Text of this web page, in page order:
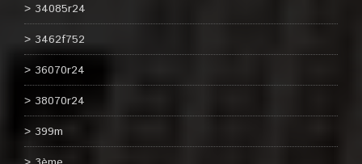
34085r24
3462f752
36070r24
38070r24
399m